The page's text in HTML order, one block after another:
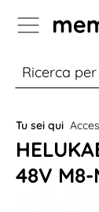
Skip to B2B
% Sale
Tu sei qui
48V M8-